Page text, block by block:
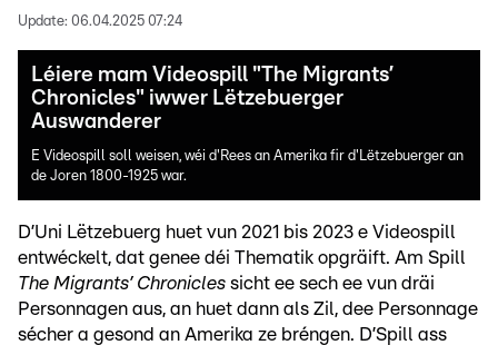
Update: 06.04.2025 07:24
Léiere mam Videospill "The Migrants’
Chronicles" iwwer Lëtzebuerger
Auswanderer
E Videospill soll weisen, wéi d'Rees an Amerika fir d'Lëtzebuerger an
de Joren 1800-1925 war.
D’Uni Lëtzebuerg huet vun 2021 bis 2023 e Videospill
entwéckelt, dat genee déi Thematik opgräift. Am Spill
The Migrants’ Chronicles sicht ee sech ee vun dräi
Personnagen aus, an huet dann als Zil, dee Personnage
sécher a gesond an Amerika ze bréngen. D’Spill ass